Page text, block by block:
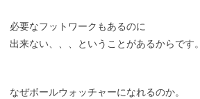
必要なフットワークもあるのに
出来ない、、、ということがあるからです。
なぜボールウォッチャーになれるのか。